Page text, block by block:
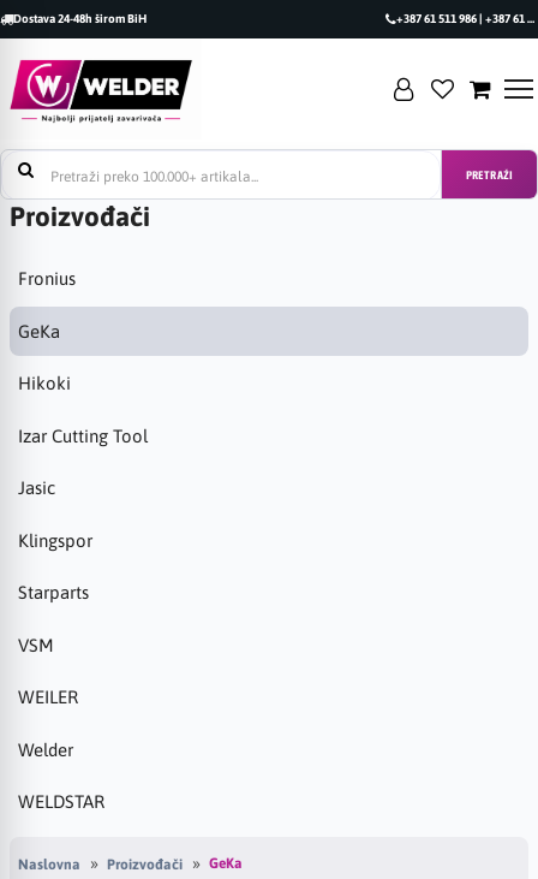
Dostava 24-48h širom BiH +387 61 511 986 | +387 61 493 470
PRETRAŽI
Proizvođači
Fronius
GeKa
Hikoki
Izar Cutting Tool
Jasic
Klingspor
Starparts
VSM
WEILER
Welder
WELDSTAR
Naslovna Proizvođači GeKa